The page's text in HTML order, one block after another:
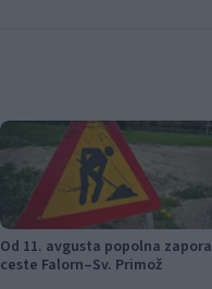
Od 11. avgusta popolna zapora
ceste Falorn–Sv. Primož